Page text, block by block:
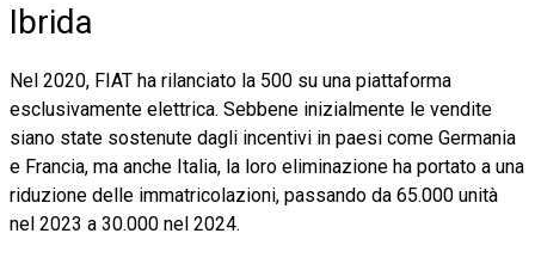
Ibrida
Nel 2020, FIAT ha rilanciato la 500 su una piattaforma
esclusivamente elettrica. Sebbene inizialmente le vendite
siano state sostenute dagli incentivi in paesi come Germania
e Francia, ma anche Italia, la loro eliminazione ha portato a una
riduzione delle immatricolazioni, passando da 65.000 unità
nel 2023 a 30.000 nel 2024.